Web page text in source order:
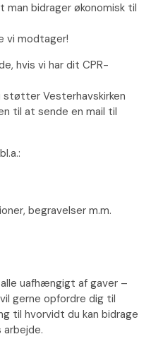
bidrager økonomisk til
vi modtager!
hvis vi har dit CPR-
støtter Vesterhavskirken
til at sende en mail til
begravelser m.m.
uafhængigt af gaver –
gerne opfordre dig til
til hvorvidt du kan bidrage
arbejde.